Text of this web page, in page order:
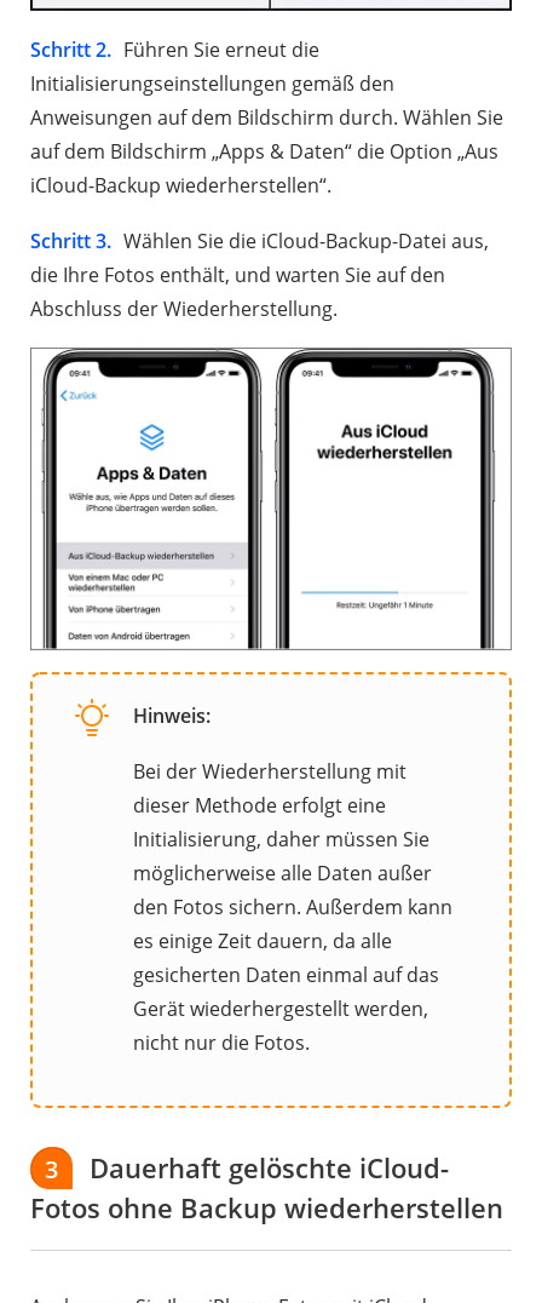
Schritt 2. Führen Sie erneut die
Initialisierungseinstellungen gemäß den
Anweisungen auf dem Bildschirm durch. Wählen Sie
auf dem Bildschirm „Apps & Daten“ die Option „Aus
iCloud-Backup wiederherstellen“.
Schritt 3. Wählen Sie die iCloud-Backup-Datei aus,
die Ihre Fotos enthält, und warten Sie auf den
Abschluss der Wiederherstellung.
Hinweis:
Bei der Wiederherstellung mit
dieser Methode erfolgt eine
Initialisierung, daher müssen Sie
möglicherweise alle Daten außer
den Fotos sichern. Außerdem kann
es einige Zeit dauern, da alle
gesicherten Daten einmal auf das
Gerät wiederhergestellt werden,
nicht nur die Fotos.
3
Dauerhaft gelöschte iCloud-
Fotos ohne Backup wiederherstellen